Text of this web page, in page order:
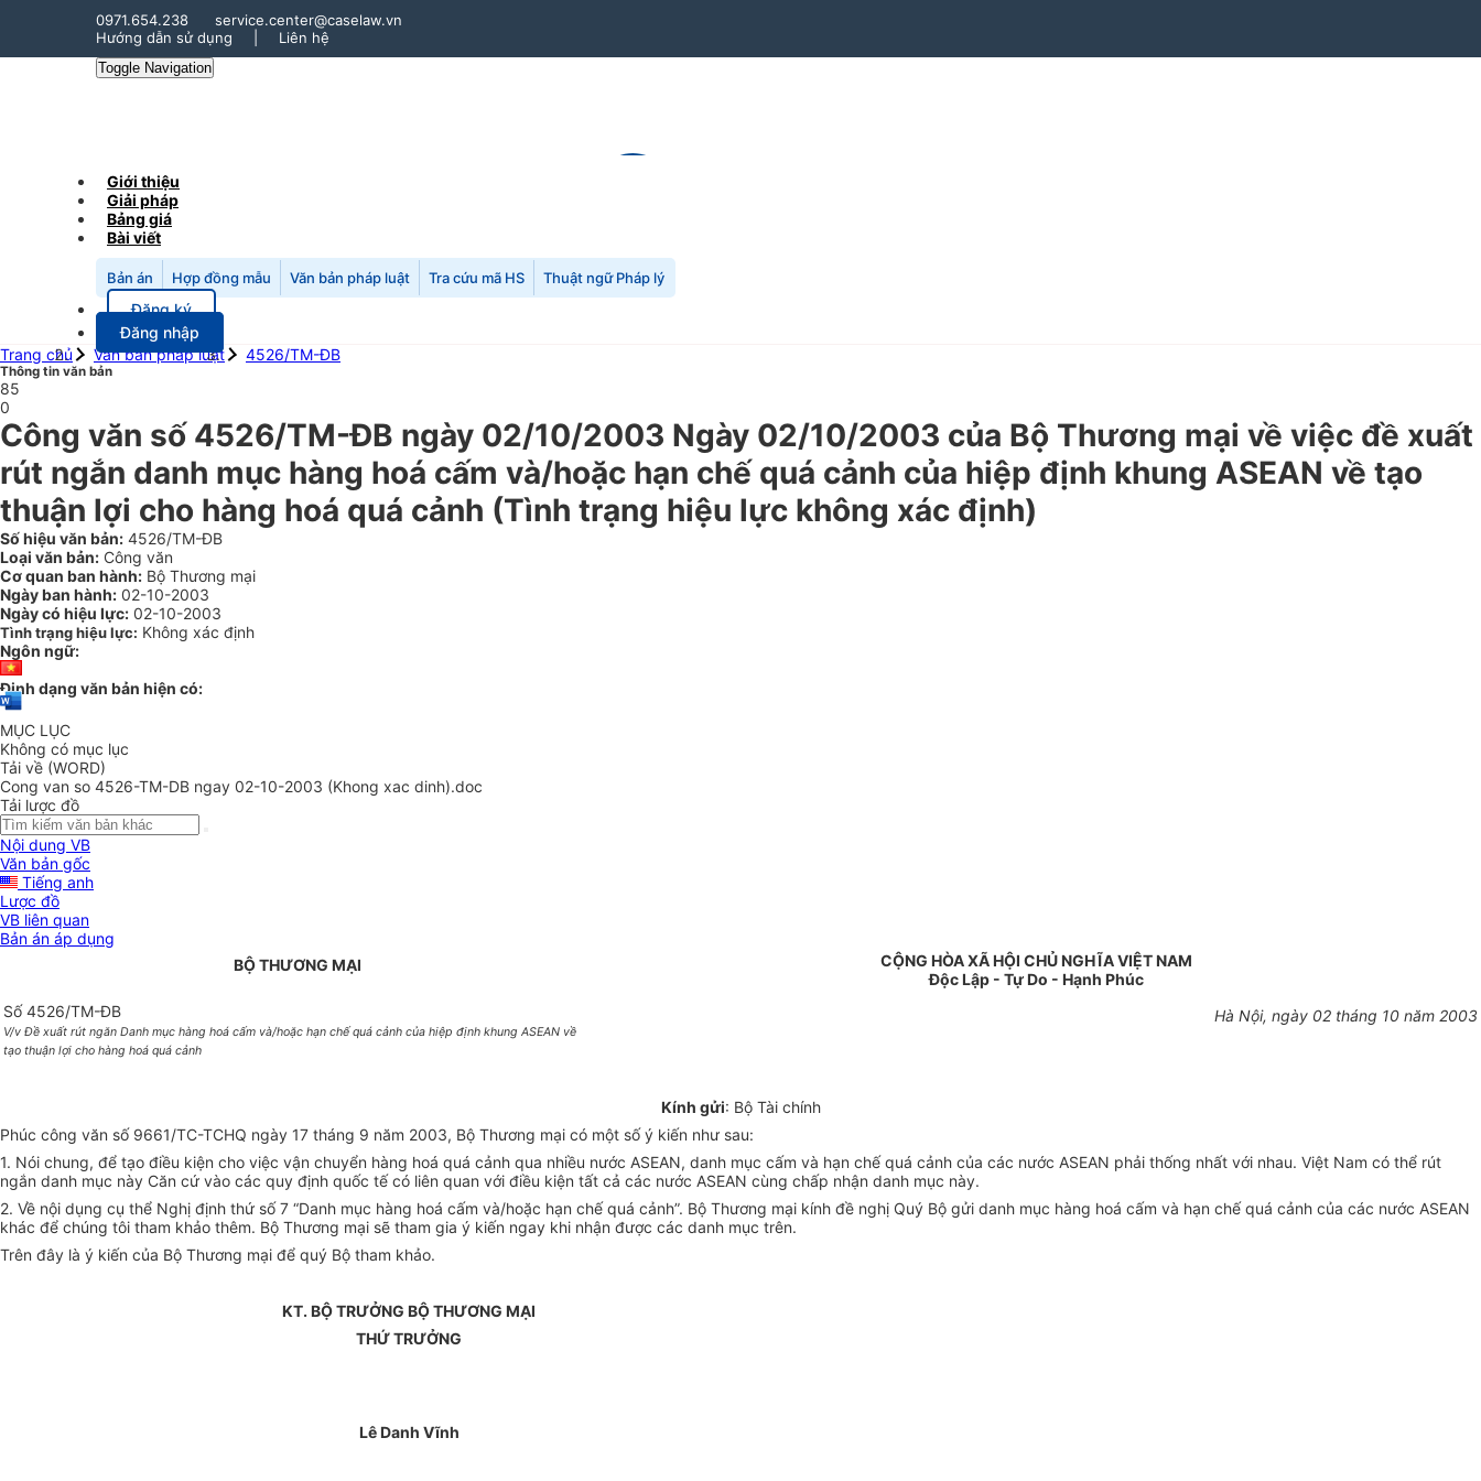
0971.654.238
service.center@caselaw.vn
Hướng dẫn sử dụng
Liên hệ
Toggle Navigation
Giới thiệu
Giải pháp
Bảng giá
Bài viết
Bản án Hợp đồng mẫu Văn bản pháp luật Tra cứu mã HS Thuật ngữ Pháp lý
Đăng ký
Đăng nhập
Trang chủ
Văn bản pháp luật 4526/TM-ĐB
Thông tin văn bản
85
0
Công văn số 4526/TM-ĐB ngày 02/10/2003 Ngày 02/10/2003 của Bộ Thương mại về việc đề xuất
rút ngắn danh mục hàng hoá cấm và/hoặc hạn chế quá cảnh của hiệp định khung ASEAN về tạo
thuận lợi cho hàng hoá quá cảnh (Tình trạng hiệu lực không xác định)
Số hiệu văn bản: 4526/TM-ĐB
Loại văn bản: Công văn
Cơ quan ban hành: Bộ Thương mại
Ngày ban hành: 02-10-2003
Ngày có hiệu lực: 02-10-2003
Tình trạng hiệu lực: Không xác định
Ngôn ngữ:
Định dạng văn bản hiện có:
MỤC LỤC
Không có mục lục
Tải về (WORD)
Cong van so 4526-TM-DB ngay 02-10-2003 (Khong xac dinh).doc
Tải lược đồ
Nội dung VB
Văn bản gốc
Tiếng anh
Lược đồ
VB liên quan
Bản án áp dụng
BỘ THƯƠNG MẠI
CỘNG HÒA XÃ HỘI CHỦ NGHĨA VIỆT NAM
Độc Lập - Tự Do - Hạnh Phúc
Số 4526/TM-ĐB
V/v Đề xuất rút ngăn Danh mục hàng hoá cấm và/hoặc hạn chế quá cảnh của hiệp định khung ASEAN về
tạo thuận lợi cho hàng hoá quá cảnh
Hà Nội, ngày 02 tháng 10 năm 2003
Kính gửi: Bộ Tài chính
Phúc công văn số 9661/TC-TCHQ ngày 17 tháng 9 năm 2003, Bộ Thương mại có một số ý kiến như sau:
1. Nói chung, để tạo điều kiện cho việc vận chuyển hàng hoá quá cảnh qua nhiều nước ASEAN, danh mục cấm và hạn chế quá cảnh của các nước ASEAN phải thống nhất với nhau. Việt Nam có thể rút
ngắn danh mục này Căn cứ vào các quy định quốc tế có liên quan với điều kiện tất cả các nước ASEAN cùng chấp nhận danh mục này.
2. Về nội dụng cụ thể Nghị định thứ số 7 “Danh mục hàng hoá cấm và/hoặc hạn chế quá cảnh”. Bộ Thương mại kính đề nghị Quý Bộ gửi danh mục hàng hoá cấm và hạn chế quá cảnh của các nước ASEAN
khác để chúng tôi tham khảo thêm. Bộ Thương mại sẽ tham gia ý kiến ngay khi nhận được các danh mục trên.
Trên đây là ý kiến của Bộ Thương mại để quý Bộ tham khảo.
KT. BỘ TRƯỞNG BỘ THƯƠNG MẠI
THỨ TRƯỞNG
Lê Danh Vĩnh